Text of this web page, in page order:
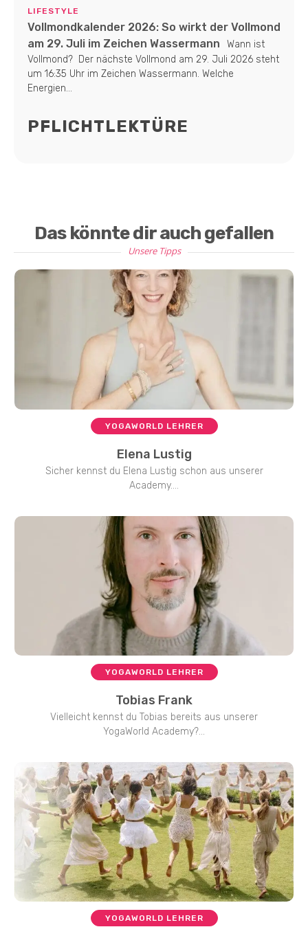
LIFESTYLE
Vollmondkalender 2026: So wirkt der Vollmond
am 29. Juli im Zeichen Wassermann
Wann ist
Vollmond? Der nächste Vollmond am 29. Juli 2026 steht
um 16:35 Uhr im Zeichen Wassermann. Welche
Energien...
PFLICHTLEKTÜRE
Das könnte dir auch gefallen
Unsere Tipps
YOGAWORLD LEHRER
Elena Lustig
Sicher kennst du Elena Lustig schon aus unserer
Academy....
YOGAWORLD LEHRER
Tobias Frank
Vielleicht kennst du Tobias bereits aus unserer
YogaWorld Academy?...
YOGAWORLD LEHRER